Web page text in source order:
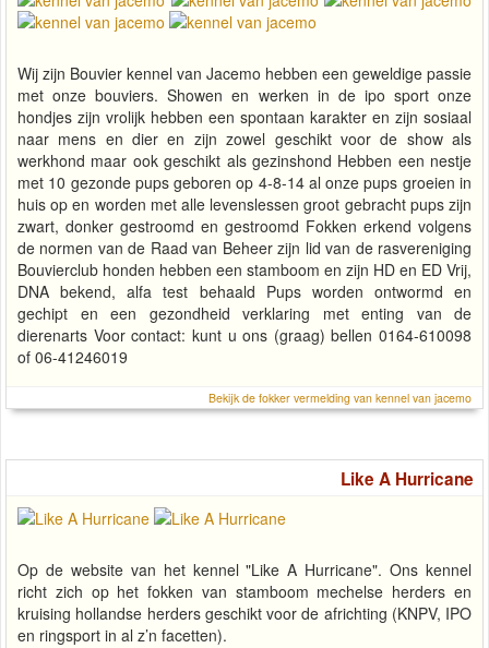
Wij zijn Bouvier kennel van Jacemo hebben een geweldige passie
met onze bouviers. Showen en werken in de ipo sport onze
hondjes zijn vrolijk hebben een spontaan karakter en zijn sosiaal
naar mens en dier en zijn zowel geschikt voor de show als
werkhond maar ook geschikt als gezinshond Hebben een nestje
met 10 gezonde pups geboren op 4-8-14 al onze pups groeien in
huis op en worden met alle levenslessen groot gebracht pups zijn
zwart, donker gestroomd en gestroomd Fokken erkend volgens
de normen van de Raad van Beheer zijn lid van de rasvereniging
Bouvierclub honden hebben een stamboom en zijn HD en ED Vrij,
DNA bekend, alfa test behaald Pups worden ontwormd en
gechipt en een gezondheid verklaring met enting van de
dierenarts Voor contact: kunt u ons (graag) bellen 0164-610098
of 06-41246019
Bekijk de fokker vermelding van kennel van jacemo
Like A Hurricane
Op de website van het kennel "Like A Hurricane". Ons kennel
richt zich op het fokken van stamboom mechelse herders en
kruising hollandse herders geschikt voor de africhting (KNPV, IPO
en ringsport in al z’n facetten).